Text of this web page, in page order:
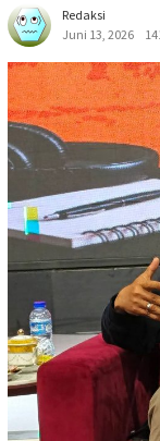
Redaksi
Juni 13, 2026